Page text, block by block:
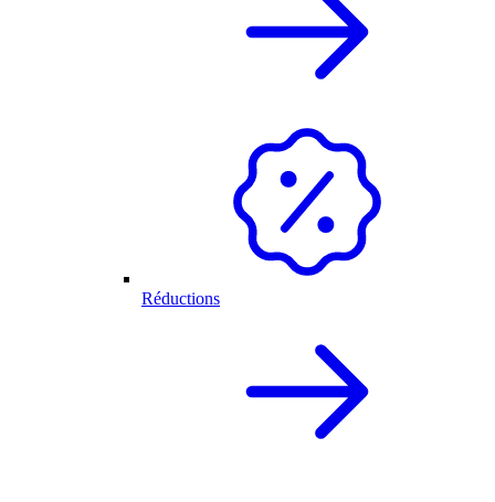
Réductions